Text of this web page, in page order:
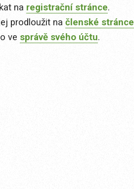
na registrační stránce.
prodloužit na členské stránce
ve správě svého účtu.